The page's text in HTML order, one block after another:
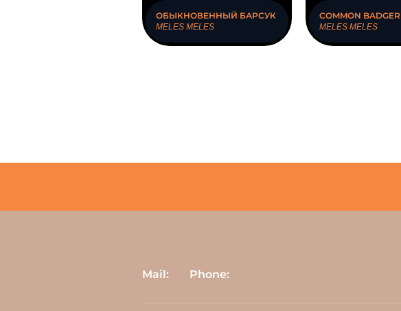
ОБЫКНОВЕННЫЙ БАРСУК
MELES MELES
COMMON BADGER
MELES MELES
Mail: Phone: